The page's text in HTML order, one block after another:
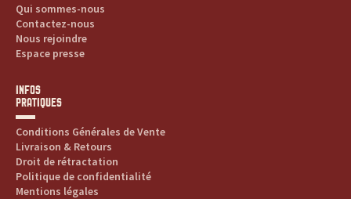
Qui sommes-nous
Contactez-nous
Nous rejoindre
Espace presse
INFOS
PRATIQUES
Conditions Générales de Vente
Livraison & Retours
Droit de rétractation
Politique de confidentialité
Mentions légales